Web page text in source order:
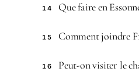
14 Que faire en
15 Comment joindre
16 Peut-on visiter le